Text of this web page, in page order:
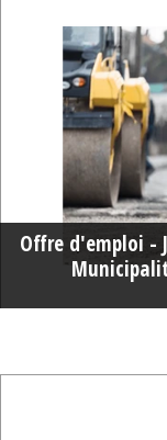
Offre d'emploi -